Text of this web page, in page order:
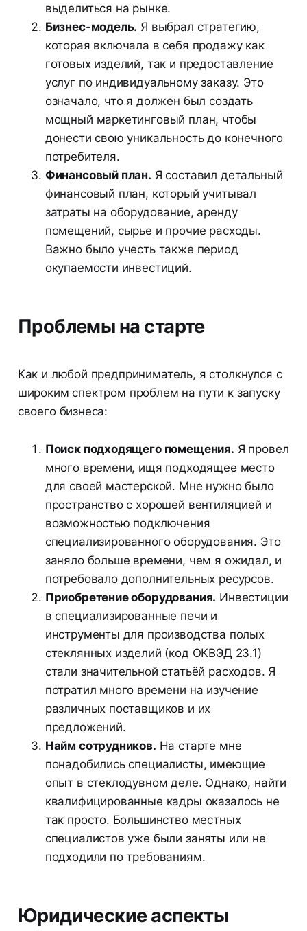
выделиться на рынке.
Бизнес-модель. Я выбрал стратегию,
которая включала в себя продажу как
готовых изделий, так и предоставление
услуг по индивидуальному заказу. Это
означало, что я должен был создать
мощный маркетинговый план, чтобы
донести свою уникальность до конечного
потребителя.
Финансовый план. Я составил детальный
финансовый план, который учитывал
затраты на оборудование, аренду
помещений, сырье и прочие расходы.
Важно было учесть также период
окупаемости инвестиций.
Проблемы на старте
Как и любой предприниматель, я столкнулся с
широким спектром проблем на пути к запуску
своего бизнеса:
Поиск подходящего помещения. Я провел
много времени, ищя подходящее место
для своей мастерской. Мне нужно было
пространство с хорошей вентиляцией и
возможностью подключения
специализированного оборудования. Это
заняло больше времени, чем я ожидал, и
потребовало дополнительных ресурсов.
Приобретение оборудования. Инвестиции
в специализированные печи и
инструменты для производства полых
стеклянных изделий (код ОКВЭД 23.1)
стали значительной статьёй расходов. Я
потратил много времени на изучение
различных поставщиков и их
предложений.
Найм сотрудников. На старте мне
понадобились специалисты, имеющие
опыт в стеклодувном деле. Однако, найти
квалифицированные кадры оказалось не
так просто. Большинство местных
специалистов уже были заняты или не
подходили по требованиям.
Юридические аспекты